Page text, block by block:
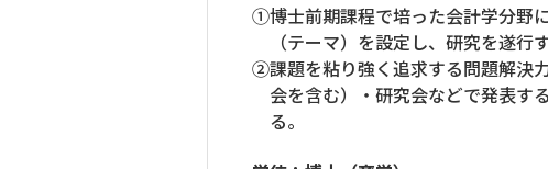
①博士前期課程で培った会計学分野
（テーマ）を設定し、研究を遂行
②課題を粘り強く追求する問題解決
会を含む）・研究会などで発表す
る。